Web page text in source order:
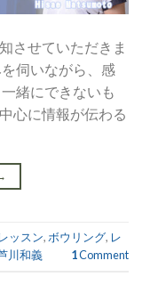
させていただきま
伺いながら、感
緒にできないも
心に情報が伝わる
ッスン, ボウリング, レ
川和義 1Comment